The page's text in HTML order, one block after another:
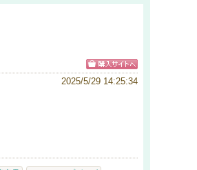
2025/5/29 14:25:34